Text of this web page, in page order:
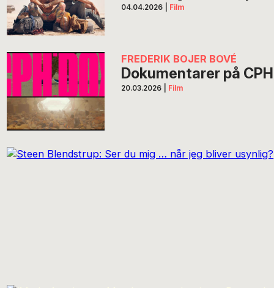
04.04.2026 Film
FREDERIK BOJER BOVÉ
Dokumentarer på
20.03.2026 Film